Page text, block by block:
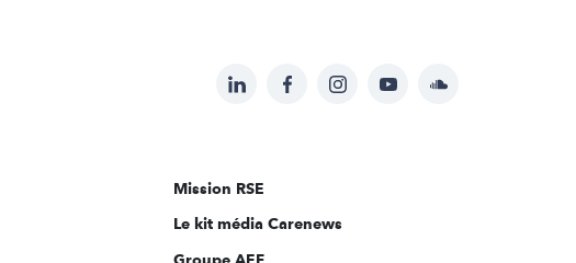
Suivez-
sur:
LinkedInFacebookInstagramYouTubeSoundcloud
Mission RSE
Le kit média Carenews